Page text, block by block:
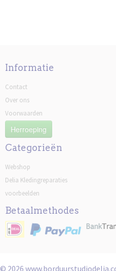
Informatie
Contact
Over ons
Voorwaarden
Herroeping
Categorieën
Webshop
Delia Kledingreparaties
voorbeelden
Betaalmethodes
© 2026